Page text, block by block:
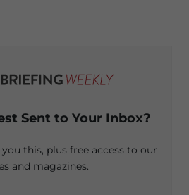
Sent to Your Inbox?
this, plus free access to our
and magazines.